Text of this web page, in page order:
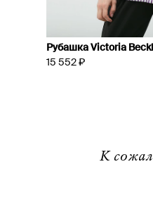
Рубашка Victoria
15 552 ₽
К